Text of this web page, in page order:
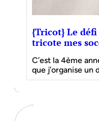
{Tricot} Le défi
tricote mes
C’est la 4ème
que j’organise un